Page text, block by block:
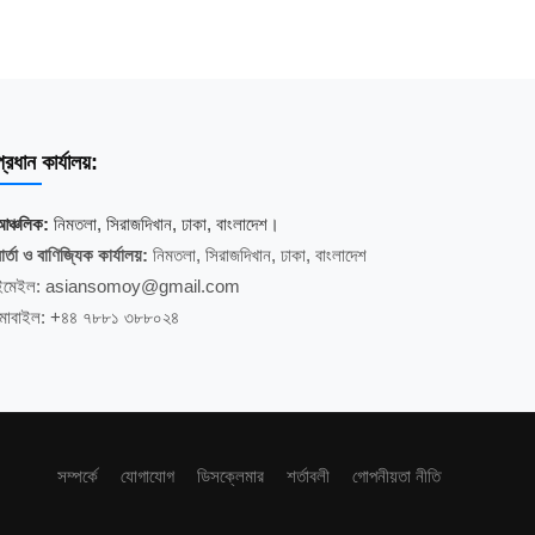
কার্যালয়:
নিমতলা, সিরাজদিখান, ঢাকা, বাংলাদেশ।
ও বাণিজ্যিক কার্যালয়: নিমতলা, সিরাজদিখান, ঢাকা, বাংলাদেশ
asiansomoy@gmail.com
+৪৪ ৭৮৮১ ৩৮৮০২৪
সম্পর্কে যোগাযোগ ডিসক্লেমার শর্তাবলী গোপনীয়তা নীতি